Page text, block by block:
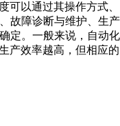
以通过其操作方式、
故障诊断与维护、生产
定。一般来说，自动化
产效率越高，但相应的